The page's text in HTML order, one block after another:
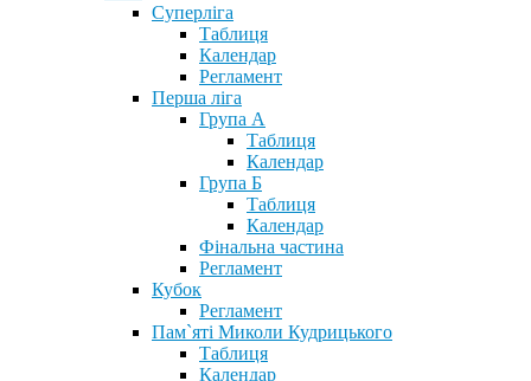
Суперліга
Таблиця
Календар
Регламент
Перша ліга
Група А
Таблиця
Календар
Група Б
Таблиця
Календар
Фінальна частина
Регламент
Кубок
Регламент
Пам`яті Миколи Кудрицького
Таблиця
Календар